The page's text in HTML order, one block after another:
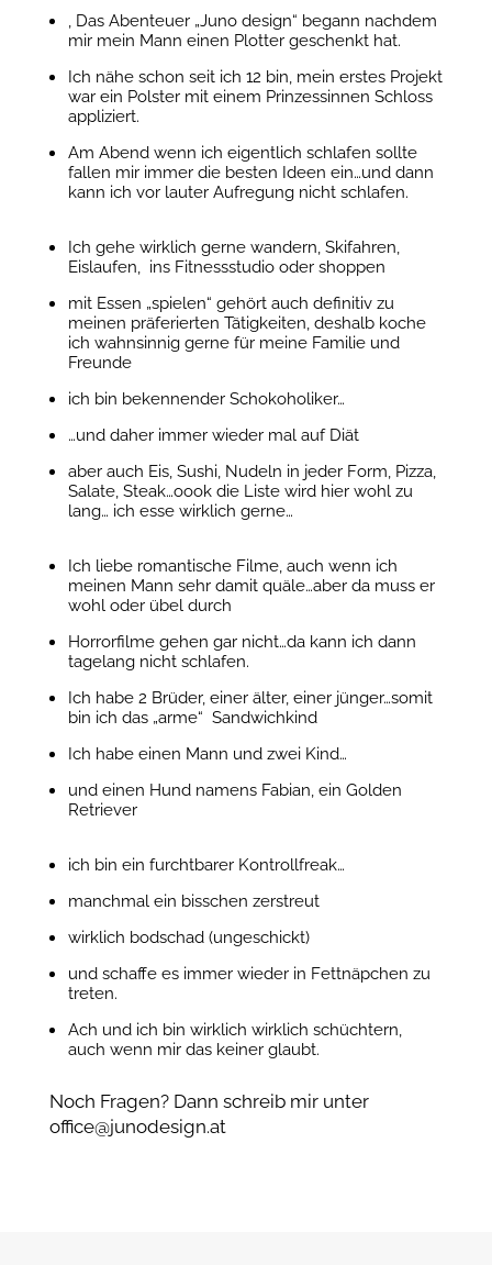
, Das Abenteuer „Juno design“ begann nachdem
mir mein Mann einen Plotter geschenkt hat.
Ich nähe schon seit ich 12 bin, mein erstes Projekt
war ein Polster mit einem Prinzessinnen Schloss
appliziert.
Am Abend wenn ich eigentlich schlafen sollte
fallen mir immer die besten Ideen ein…und dann
kann ich vor lauter Aufregung nicht schlafen.
Ich gehe wirklich gerne wandern, Skifahren,
Eislaufen, ins Fitnessstudio oder shoppen
mit Essen „spielen“ gehört auch definitiv zu
meinen präferierten Tätigkeiten, deshalb koche
ich wahnsinnig gerne für meine Familie und
Freunde
ich bin bekennender Schokoholiker…
…und daher immer wieder mal auf Diät
aber auch Eis, Sushi, Nudeln in jeder Form, Pizza,
Salate, Steak…oook die Liste wird hier wohl zu
lang… ich esse wirklich gerne…
Ich liebe romantische Filme, auch wenn ich
meinen Mann sehr damit quäle…aber da muss er
wohl oder übel durch
Horrorfilme gehen gar nicht…da kann ich dann
tagelang nicht schlafen.
Ich habe 2 Brüder, einer älter, einer jünger…somit
bin ich das „arme“ Sandwichkind
Ich habe einen Mann und zwei Kind…
und einen Hund namens Fabian, ein Golden
Retriever
ich bin ein furchtbarer Kontrollfreak…
manchmal ein bisschen zerstreut
wirklich bodschad (ungeschickt)
und schaffe es immer wieder in Fettnäpchen zu
treten.
Ach und ich bin wirklich wirklich schüchtern,
auch wenn mir das keiner glaubt.
Noch Fragen? Dann schreib mir unter
office@junodesign.at